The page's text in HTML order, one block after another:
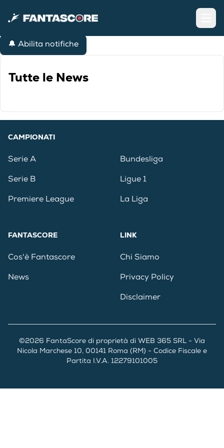
🔔 Abilita notifiche
Tutte le News
CAMPIONATI
Serie A
Serie B
Premiere League
Bundesliga
Ligue 1
La Liga
FANTASCORE
Cos'è Fantascore
News
LINK
Chi Siamo
Privacy Policy
Disclaimer
©2026 FantaScore di proprietà di WEB 365 SRL - Via
Nicola Marchese 10, 00141 Roma (RM) - Codice Fiscale e
Partita I.V.A. 12279101005